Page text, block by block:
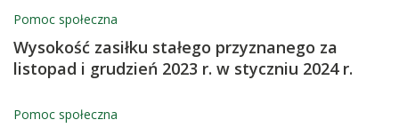
Pomoc społeczna
Wysokość zasiłku stałego przyznanego za
listopad i grudzień 2023 r. w styczniu 2024 r.
Pomoc społeczna